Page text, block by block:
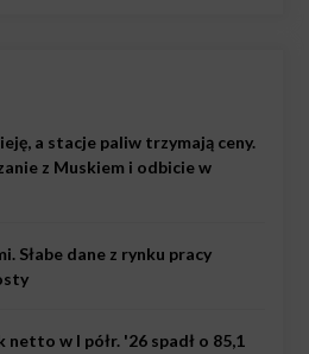
a stacje paliw trzymają ceny.
z Muskiem i odbicie w
Słabe dane z rynku pracy
netto w I półr. '26 spadł o 85,1